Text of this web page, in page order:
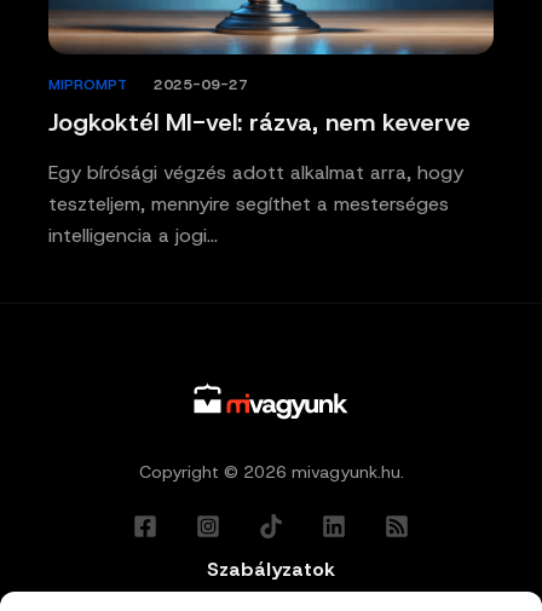
Jogkoktél MI-vel: rázva, nem keverve
MIPROMPT 2025-09-27
Egy bírósági végzés adott alkalmat arra, hogy
teszteljem, mennyire segíthet a mesterséges
intelligencia a jogi…
Copyright © 2026 mivagyunk.hu.
Szabályzatok